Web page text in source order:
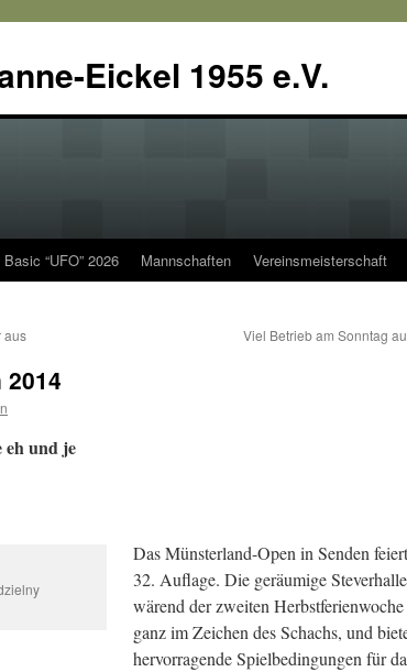
Eickel 1955 e.V.
“UFO” 2026 Mannschaften Vereinsmeisterschaft
aus Viel Betrieb am Sonntag
eh und je
Das Münsterland-Open in Senden
32. Auflage. Die geräumige
wärend der zweiten
ganz im Zeichen des Schachs, und
hervorragende Spielbedingungen für